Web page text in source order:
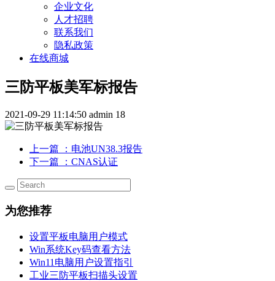
企业文化
人才招聘
联系我们
隐私政策
在线商城
三防平板美军标报告
2021-09-29 11:14:50 admin 18
上一篇
：电池UN38.3报告
下一篇
：CNAS认证
为您推荐
设置平板电脑用户模式
Win系统Key码查看方法
Win11电脑用户设置指引
工业三防平板扫描头设置